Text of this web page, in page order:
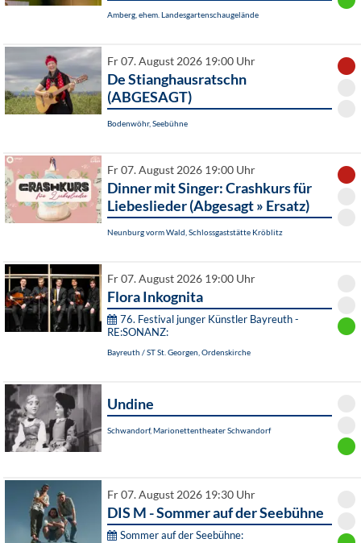
Amberg, ehem. Landesgartenschaugelände
Fr 07. August 2026 19:00 Uhr
De Stianghausratschn
(ABGESAGT)
Bodenwöhr, Seebühne
Fr 07. August 2026 19:00 Uhr
Dinner mit Singer: Crashkurs für
Liebeslieder (Abgesagt » Ersatz)
Neunburg vorm Wald, Schlossgaststätte Kröblitz
Fr 07. August 2026 19:00 Uhr
Flora Inkognita
76. Festival junger Künstler Bayreuth -
RE:SONANZ:
Bayreuth / ST St. Georgen, Ordenskirche
Undine
Schwandorf, Marionettentheater Schwandorf
Fr 07. August 2026 19:30 Uhr
DIS M - Sommer auf der Seebühne
Sommer auf der Seebühne: